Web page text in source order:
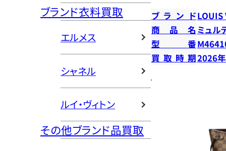
ブランド衣料買取
エルメス
シャネル
ルイ・ヴィトン
その他ブランド品買取
ブランドLOUIS
商品名 ミュル
型番
買取時期2026